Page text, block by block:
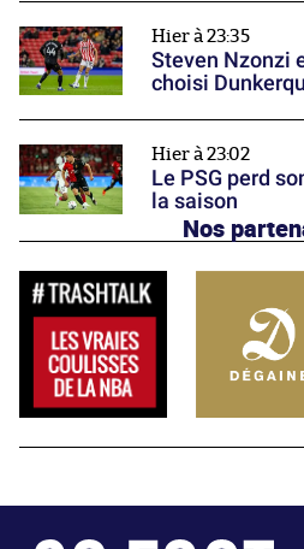
Hier à 23:35
Steven Nzonzi
choisi
Hier à 23:02
Le PSG perd
la saison
Nos